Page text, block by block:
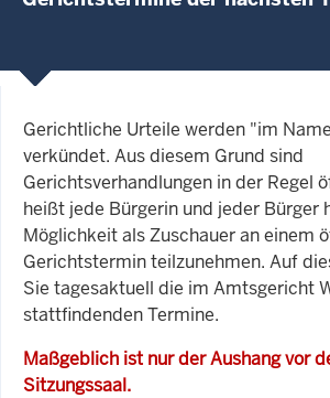
Gerichtliche Urteile werden "im
verkündet. Aus diesem Grund sind
Gerichtsverhandlungen in der Regel
heißt jede Bürgerin und jeder Bürger
Möglichkeit als Zuschauer an einem
Gerichtstermin teilzunehmen. Auf
Sie tagesaktuell die im Amtsgericht
stattfindenden Termine.
Maßgeblich ist nur der Aushang vor
Sitzungssaal.